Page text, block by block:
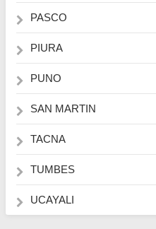
PASCO
PIURA
PUNO
SAN MARTIN
TACNA
TUMBES
UCAYALI